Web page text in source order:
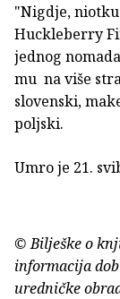
"Nigdje,
Huckleberry
jednog
mu na više
slovenski,
poljski.
Umro je 21.
© Bilješke o
informacija
uredničke